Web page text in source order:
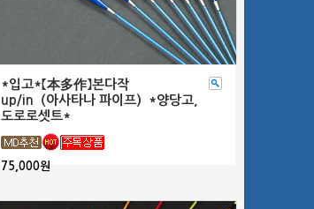
*입고*【本多作】본다작
up/in（아사타나 파이프）*양당고,
도로로셋트*
75,000원